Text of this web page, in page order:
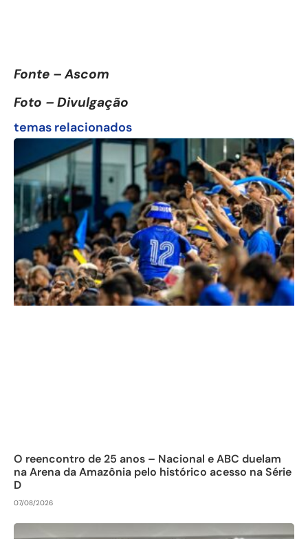
Fonte – Ascom
Foto – Divulgação
temas relacionados
O reencontro de 25 anos – Nacional e ABC duelam
na Arena da Amazônia pelo histórico acesso na Série
D
07/08/2026